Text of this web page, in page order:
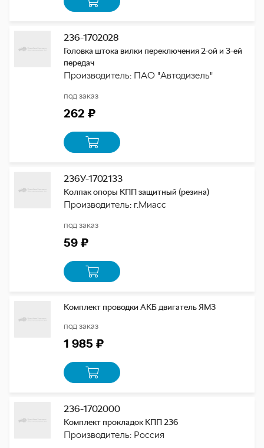
236-1702028
Головка штока вилки переключения 2-ой и 3-ей
передач
Производитель: ПАО "Автодизель"
под заказ
262 ₽
236У-1702133
Колпак опоры КПП защитный (резина)
Производитель: г.Миасс
под заказ
59 ₽
Комплект проводки АКБ двигатель ЯМЗ
под заказ
1 985 ₽
236-1702000
Комплект прокладок КПП 236
Производитель: Россия